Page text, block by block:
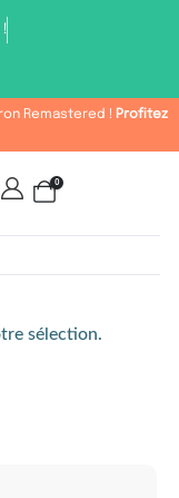
!
Remastered ! Profitez
0
de
sélection.